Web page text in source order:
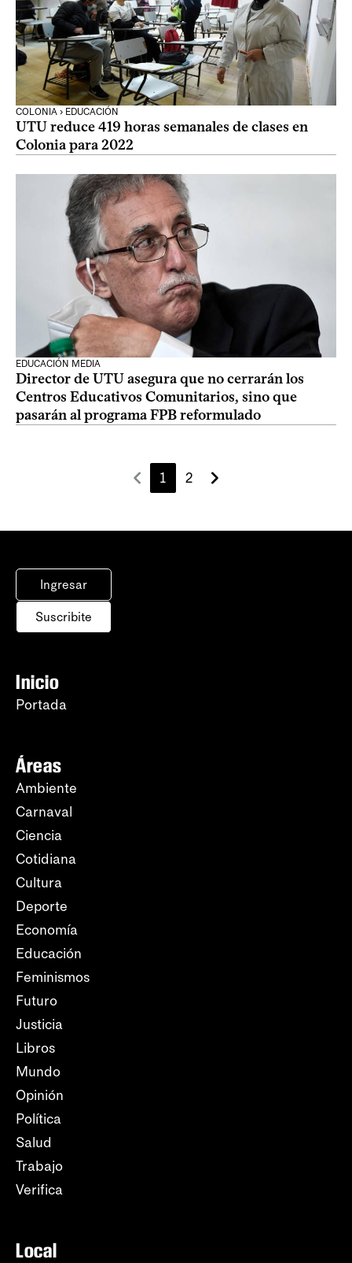
COLONIA › EDUCACIÓN
UTU reduce 419 horas semanales de clases en
Colonia para 2022
EDUCACIÓN MEDIA
Director de UTU asegura que no cerrarán los
Centros Educativos Comunitarios, sino que
pasarán al programa FPB reformulado
1 2
Ingresar
Suscribite
Inicio
Portada
Áreas
Ambiente
Carnaval
Ciencia
Cotidiana
Cultura
Deporte
Economía
Educación
Feminismos
Futuro
Justicia
Libros
Mundo
Opinión
Política
Salud
Trabajo
Verifica
Local